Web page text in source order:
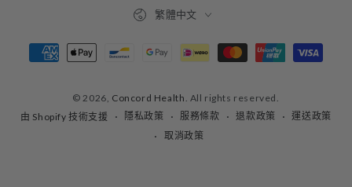
© 2026, Concord Health. All rights reserved.
由 Shopify 技術支援
隱私政策 服務條款 退款政策
運送政策
取消政策
言
繁體中文
式